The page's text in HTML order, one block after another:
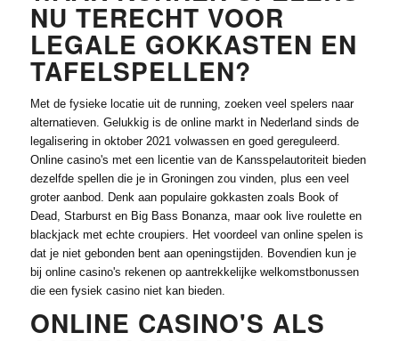
NU TERECHT VOOR
LEGALE GOKKASTEN EN
TAFELSPELLEN?
Met de fysieke locatie uit de running, zoeken veel spelers naar
alternatieven. Gelukkig is de online markt in Nederland sinds de
legalisering in oktober 2021 volwassen en goed gereguleerd.
Online casino's met een licentie van de Kansspelautoriteit bieden
dezelfde spellen die je in Groningen zou vinden, plus een veel
groter aanbod. Denk aan populaire gokkasten zoals Book of
Dead, Starburst en Big Bass Bonanza, maar ook live roulette en
blackjack met echte croupiers. Het voordeel van online spelen is
dat je niet gebonden bent aan openingstijden. Bovendien kun je
bij online casino's rekenen op aantrekkelijke welkomstbonussen
die een fysiek casino niet kan bieden.
ONLINE CASINO'S ALS